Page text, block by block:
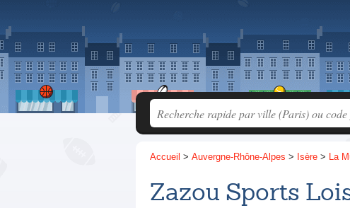
Accueil > Auvergne-Rhône-Alpes > Isère > La
Zazou Sports